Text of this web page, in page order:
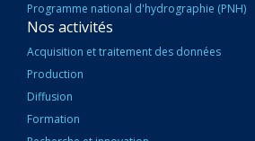
Programme national d'hydrographie (PNH)
Nos activités
Acquisition et traitement des données
Production
Diffusion
Formation